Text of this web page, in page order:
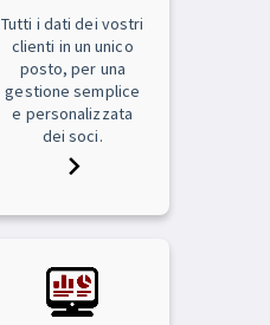
Tutti i dati dei vostri
clienti in un unico
posto, per una
gestione semplice
e personalizzata
dei soci.